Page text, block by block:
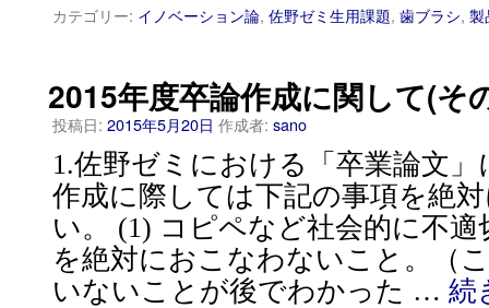
カテゴリー: イノベーション論, 佐野ゼミ生用課題, 歯ブラシ, 製
2015年度卒論作成に関して(そ
投稿日: 2015年5月20日 作成者: sano
1.佐野ゼミにおける「卒業論文
作成に際しては下記の事項を絶
い。 (1) コピペなど社会的に不
を絶対におこなわないこと。（
いないことが後でわかった … 続